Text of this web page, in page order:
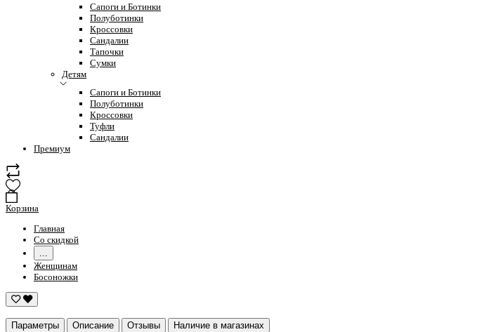
Сапоги и Ботинки
Полуботинки
Кроссовки
Сандалии
Тапочки
Сумки
Детям
Сапоги и Ботинки
Полуботинки
Кроссовки
Туфли
Сандалии
Премиум
Корзина
Главная
Со скидкой
...
Женщинам
Босоножки
Параметры Описание Отзывы
Наличие в магазинах